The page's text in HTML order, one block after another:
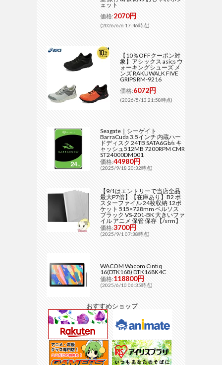
ェット
価格:2070円
(2026/6/6 17:46時点)
【10％OFFクーポン対
象】アシックス asics ウ
ォーキングシューズ メ
ンズ RAKUWALK FIVE
GRIPS RM-9216
価格:6072円
(2026/5/13 21:58時点)
Seagate｜シーゲイト
BarraCuda 3.5インチ 内蔵ハー
ドディスク 24TB SATA6Gb/s キ
ャッシュ512MB 7200RPM CMR
ST24000DM001
価格:44980円
(2025/9/18 20:32時点)
【9/1はエントリーで当店全品
最大P7倍】【在庫あり】B2 ポ
スターファイル 24枚収納 12ポ
ケット 515×728mm ベルソス
ブラック VS-Z01-BK 大きいファ
イル アニメ 保管 保存【/srm】
価格:3700円
(2025/9/1 07:38時点)
WACOM Wacom Cintiq
16(DTK168) DTK168K4C
価格:118800円
(2025/6/10 06:35時点)
おすすめショップ